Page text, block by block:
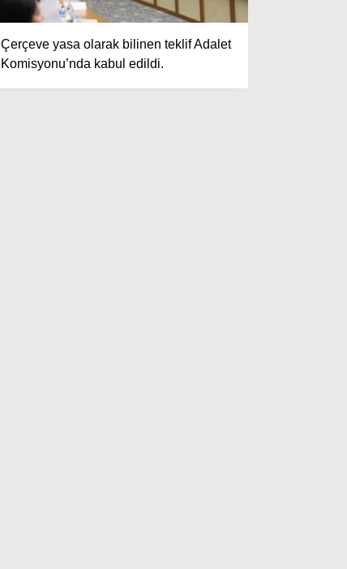
Çerçeve yasa olarak bilinen teklif Adalet
Komisyonu’nda kabul edildi.